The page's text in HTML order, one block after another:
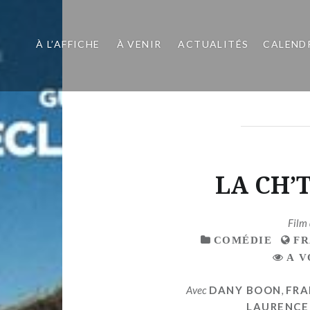
À L’AFFICHE À VENIR ACTUALITÉS
LA
Film
COMÉDIE
A
Avec DANY BOON